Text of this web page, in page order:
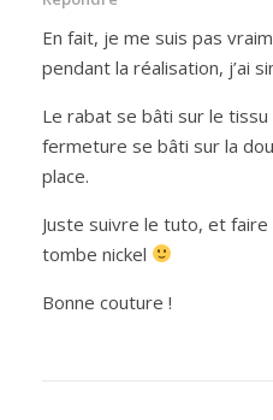
En fait, je me suis pas
pendant la réalisation, j’ai
Le rabat se bâti sur le
fermeture se bâti sur la
place.
Juste suivre le tuto, et
tombe nickel
Bonne couture !